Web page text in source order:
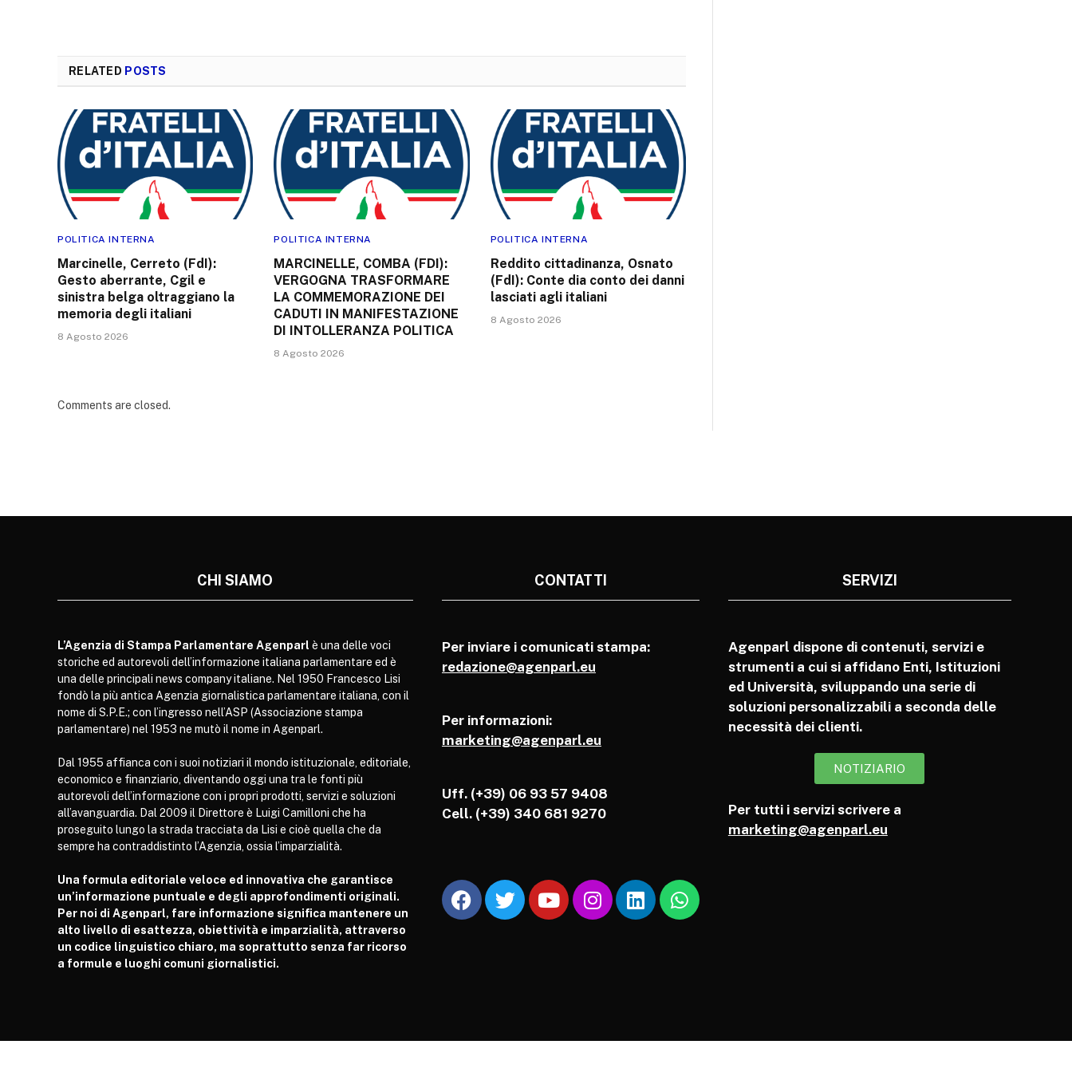
RELATED POSTS
POLITICA INTERNA
Marcinelle, Cerreto (FdI):
Gesto aberrante, Cgil e
sinistra belga oltraggiano la
memoria degli italiani
8 Agosto 2026
POLITICA INTERNA
MARCINELLE, COMBA (FDI):
VERGOGNA TRASFORMARE
LA COMMEMORAZIONE DEI
CADUTI IN MANIFESTAZIONE
DI INTOLLERANZA POLITICA
8 Agosto 2026
POLITICA INTERNA
Reddito cittadinanza, Osnato
(FdI): Conte dia conto dei danni
lasciati agli italiani
8 Agosto 2026
Comments are closed.
CHI SIAMO
L’Agenzia di Stampa Parlamentare Agenparl è una delle voci
storiche ed autorevoli dell’informazione italiana parlamentare ed è
una delle principali news company italiane. Nel 1950 Francesco Lisi
fondò la più antica Agenzia giornalistica parlamentare italiana, con il
nome di S.P.E.; con l’ingresso nell’ASP (Associazione stampa
parlamentare) nel 1953 ne mutò il nome in Agenparl.
Dal 1955 affianca con i suoi notiziari il mondo istituzionale, editoriale,
economico e finanziario, diventando oggi una tra le fonti più
autorevoli dell’informazione con i propri prodotti, servizi e soluzioni
all’avanguardia. Dal 2009 il Direttore è Luigi Camilloni che ha
proseguito lungo la strada tracciata da Lisi e cioè quella che da
sempre ha contraddistinto l’Agenzia, ossia l’imparzialità.
Una formula editoriale veloce ed innovativa che garantisce
un’informazione puntuale e degli approfondimenti originali.
Per noi di Agenparl, fare informazione significa mantenere un
alto livello di esattezza, obiettività e imparzialità, attraverso
un codice linguistico chiaro, ma soprattutto senza far ricorso
a formule e luoghi comuni giornalistici.
CONTATTI
Per inviare i comunicati stampa:
redazione@agenparl.eu
Per informazioni:
marketing@agenparl.eu
Uff. (+39) 06 93 57 9408
Cell. (+39) 340 681 9270
SERVIZI
Agenparl dispone di contenuti, servizi e
strumenti a cui si affidano Enti, Istituzioni
ed Università, sviluppando una serie di
soluzioni personalizzabili a seconda delle
necessità dei clienti.
NOTIZIARIO
Per tutti i servizi scrivere a
marketing@agenparl.eu